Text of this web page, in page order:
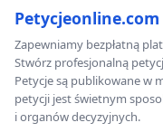
Petycjeonline.com
Zapewniamy bezpłatną
Stwórz profesjonalną
Petycje są publikowane w
petycji jest świetnym
i organów decyzyjnych.